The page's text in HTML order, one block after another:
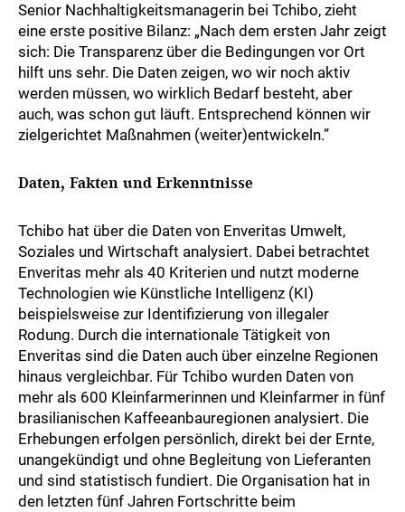
Senior Nachhaltigkeitsmanagerin bei Tchibo, zieht
eine erste positive Bilanz: „Nach dem ersten Jahr zeigt
sich: Die Transparenz über die Bedingungen vor Ort
hilft uns sehr. Die Daten zeigen, wo wir noch aktiv
werden müssen, wo wirklich Bedarf besteht, aber
auch, was schon gut läuft. Entsprechend können wir
zielgerichtet Maßnahmen (weiter)entwickeln.”
Daten, Fakten und Erkenntnisse
Tchibo hat über die Daten von Enveritas Umwelt,
Soziales und Wirtschaft analysiert. Dabei betrachtet
Enveritas mehr als 40 Kriterien und nutzt moderne
Technologien wie Künstliche Intelligenz (KI)
beispielsweise zur Identifizierung von illegaler
Rodung. Durch die internationale Tätigkeit von
Enveritas sind die Daten auch über einzelne Regionen
hinaus vergleichbar. Für Tchibo wurden Daten von
mehr als 600 Kleinfarmerinnen und Kleinfarmer in fünf
brasilianischen Kaffeeanbauregionen analysiert. Die
Erhebungen erfolgen persönlich, direkt bei der Ernte,
unangekündigt und ohne Begleitung von Lieferanten
und sind statistisch fundiert. Die Organisation hat in
den letzten fünf Jahren Fortschritte beim